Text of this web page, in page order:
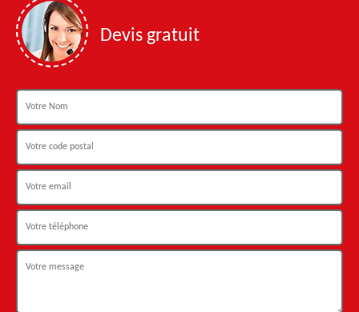
Devis gratuit